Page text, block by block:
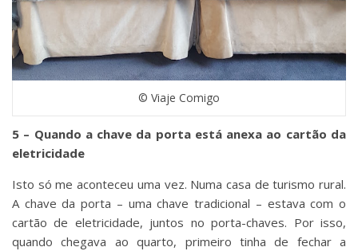
© Viaje Comigo
5 – Quando a chave da porta está anexa ao cartão da
eletricidade
Isto só me aconteceu uma vez. Numa casa de turismo rural.
A chave da porta – uma chave tradicional – estava com o
cartão de eletricidade, juntos no porta-chaves. Por isso,
quando chegava ao quarto, primeiro tinha de fechar a